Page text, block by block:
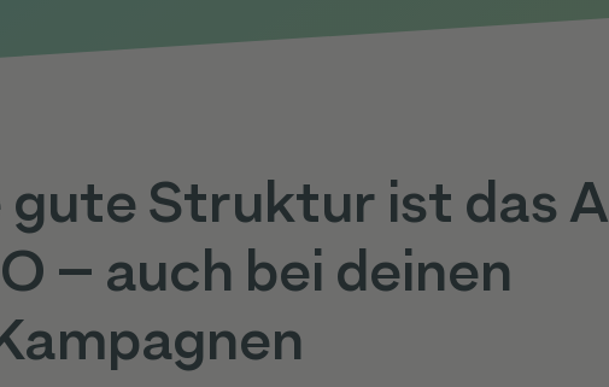
gute Struktur ist das A
– auch bei deinen